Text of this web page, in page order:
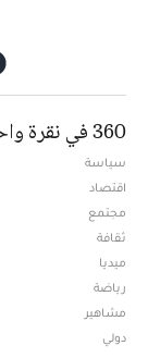
360 في نقرة واحدة
سياسة
اقتصاد
مجتمع
ثقافة
ميديا
رياضة
مشاهير
دولي